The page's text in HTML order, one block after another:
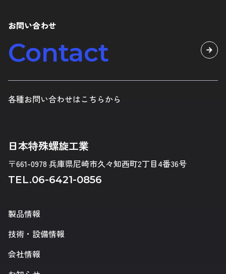
お問い合わせ
Contact
各種お問い合わせはこちらから
日本特殊螺旋工業
〒661-0978 兵庫県尼崎市久々知西町2丁目4番36号
TEL.06-6421-0856
製品情報
技術・設備情報
会社情報